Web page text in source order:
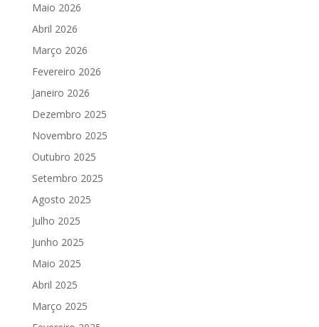
Maio 2026
Abril 2026
Março 2026
Fevereiro 2026
Janeiro 2026
Dezembro 2025
Novembro 2025
Outubro 2025
Setembro 2025
Agosto 2025
Julho 2025
Junho 2025
Maio 2025
Abril 2025
Março 2025